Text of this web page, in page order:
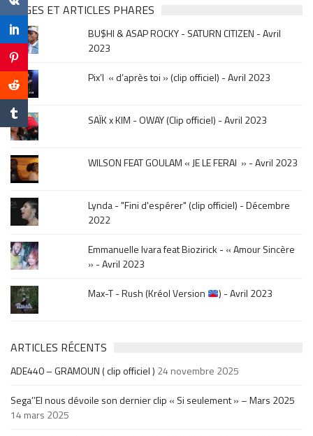
&
musique,
click
sur
le
mois
de
la
sortie
PAGES ET ARTICLES PHARES
BU$HI & ASAP ROCKY - SATURN CITIZEN - Avril
2023
Pix’l « d’après toi » (clip officiel) - Avril 2023
SAÏK x KIM - OWAY (Clip officiel) - Avril 2023
WILSON FEAT GOULAM « JE LE FERAI » - Avril 2023
Lynda - "Fini d'espérer" (clip officiel) - Décembre
2022
Emmanuelle Ivara feat Biozirick - « Amour Sincère
» - Avril 2023
Max-T - Rush (Kréol Version
) - Avril 2023
ARTICLES RÉCENTS
ADE440 – GRAMOUN ( clip officiel ) 24 novembre 2025
Sega’’El nous dévoile son dernier clip « Si seulement » – Mars 2025
14 mars 2025